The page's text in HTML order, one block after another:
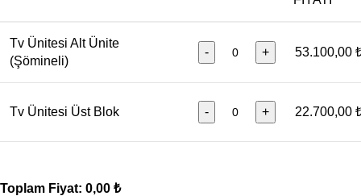
Tv Ünitesi Alt Ünite
(Şömineli)
- + 53.100,00
Tv Ünitesi Üst Blok - + 22.700,00
Toplam Fiyat: 0,00 ₺